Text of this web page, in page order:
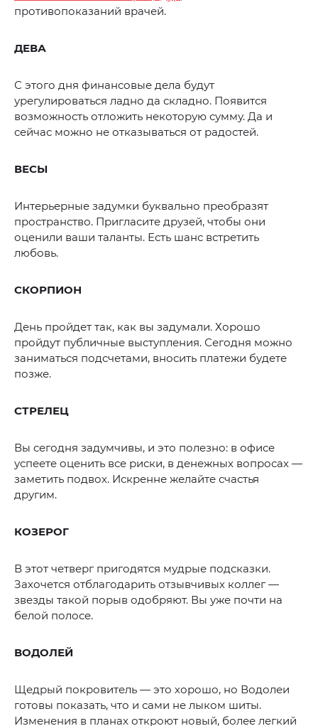
противопоказаний врачей.
ДЕВА
С этого дня финансовые дела будут
урегулироваться ладно да складно. Появится
возможность отложить некоторую сумму. Да и
сейчас можно не отказываться от радостей.
ВЕСЫ
Интерьерные задумки буквально преобразят
пространство. Пригласите друзей, чтобы они
оценили ваши таланты. Есть шанс встретить
любовь.
СКОРПИОН
День пройдет так, как вы задумали. Хорошо
пройдут публичные выступления. Сегодня можно
заниматься подсчетами, вносить платежи будете
позже.
СТРЕЛЕЦ
Вы сегодня задумчивы, и это полезно: в офисе
успеете оценить все риски, в денежных вопросах —
заметить подвох. Искренне желайте счастья
другим.
КОЗЕРОГ
В этот четверг пригодятся мудрые подсказки.
Захочется отблагодарить отзывчивых коллег —
звезды такой порыв одобряют. Вы уже почти на
белой полосе.
ВОДОЛЕЙ
Щедрый покровитель — это хорошо, но Водолеи
готовы показать, что и сами не лыком шиты.
Изменения в планах откроют новый, более легкий